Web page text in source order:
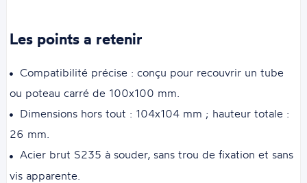
Les points a retenir
Compatibilité précise : conçu pour recouvrir un tube
ou poteau carré de 100x100 mm.
Dimensions hors tout : 104x104 mm ; hauteur totale :
26 mm.
Acier brut S235 à souder, sans trou de fixation et sans
vis apparente.